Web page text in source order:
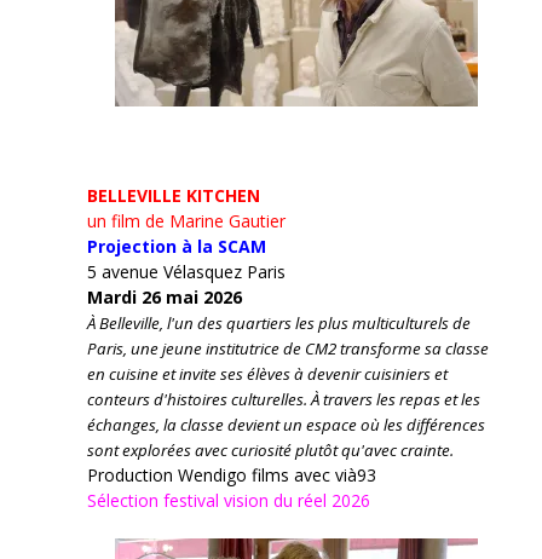
BELLEVILLE KITCHEN
un film de Marine Gautier
Projection à la SCAM
5 avenue Vélasquez Paris
Mardi 26 mai 2026
À Belleville, l'un des quartiers les plus multiculturels de
Paris, une jeune institutrice de CM2 transforme sa classe
en cuisine et invite ses élèves à devenir cuisiniers et
conteurs d'histoires culturelles.À travers les repas et les
échanges, la classe devient un espace où les différences
sont explorées avec curiosité plutôt qu'avec crainte.
Production Wendigo films avec vià93
Sélection festival vision du réel 2026